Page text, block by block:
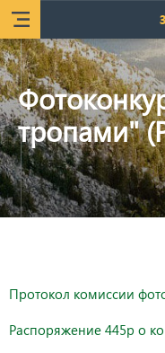
тропами"
Протокол комиссии
Распоряжение 445р о